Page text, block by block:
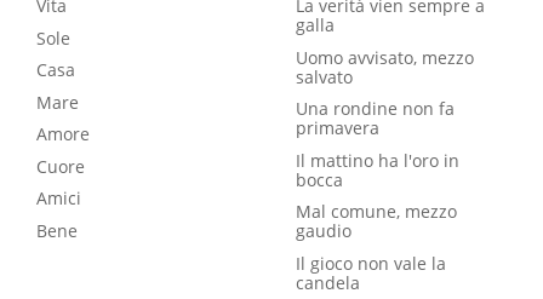
Vita
Sole
Casa
Mare
Amore
Cuore
Amici
Bene
La verità vien sempre a
galla
Uomo avvisato, mezzo
salvato
Una rondine non fa
primavera
Il mattino ha l'oro in
bocca
Mal comune, mezzo
gaudio
Il gioco non vale la
candela